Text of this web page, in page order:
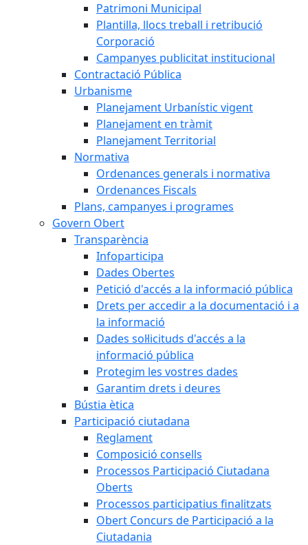
Patrimoni Municipal
Plantilla, llocs treball i retribució
Corporació
Campanyes publicitat institucional
Contractació Pública
Urbanisme
Planejament Urbanístic vigent
Planejament en tràmit
Planejament Territorial
Normativa
Ordenances generals i normativa
Ordenances Fiscals
Plans, campanyes i programes
Govern Obert
Transparència
Infoparticipa
Dades Obertes
Petició d'accés a la informació pública
Drets per accedir a la documentació i a
la informació
Dades sol·licituds d'accés a la
informació pública
Protegim les vostres dades
Garantim drets i deures
Bústia ètica
Participació ciutadana
Reglament
Composició consells
Processos Participació Ciutadana
Oberts
Processos participatius finalitzats
Obert Concurs de Participació a la
Ciutadania